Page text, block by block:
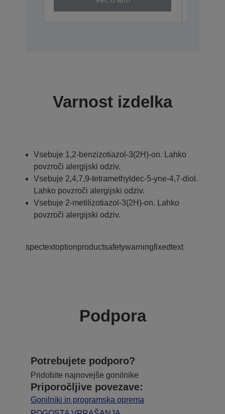
Varnost izdelka
Vsebuje 1,2-benzizotiazol-3(2H)-on. Lahko
povzroči alergijski odziv.
Vsebuje 2,4,7,9-tetramethyldec-5-yne-4,7-diol.
Lahko povzroči alergijski odziv.
Vsebuje 2-metilizotiazol-3(2H)-on. Lahko
povzroči alergijski odziv.
spectextoptionproductsafetywarningfixedtext
Podpora
Potrebujete podporo?
Pridobite najnovejše gonilnike
Priporočljive povezave:
Gonilniki in programska oprema